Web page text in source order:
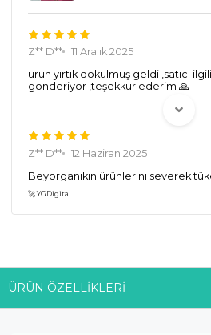
Z** D**
11 Aralık 2025
ürün yırtık dökülmüş geldi ,satıcı
gönderiyor ,teşekkür ederim 🙏
Z** D**
12 Haziran 2025
Beyorganikin ürünlerini severek
ürünlerinede şans verdim umarım
🚀 YGDigital
ÜRÜN ÖZELLIKLERI